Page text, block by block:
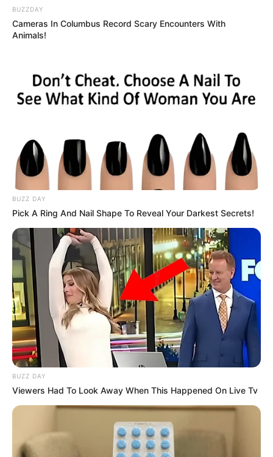
Columbus Adults Are Fixing High Blood Sugar
Spikes At Home (Recipe)
Co-stars Who Lost Control While Kissing Each
Other
BUZZ DAY
BUZZDAY
Cameras In Columbus Record Scary Encounters With
Animals!
BUZZ DAY
Pick A Ring And Nail Shape To Reveal Your Darkest Secrets!
BUZZ DAY
Viewers Had To Look Away When This Happened On Live Tv